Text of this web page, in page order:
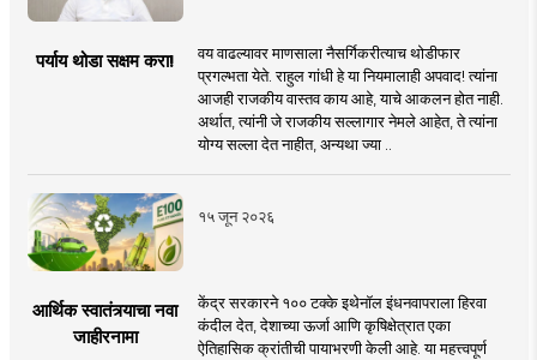
पर्याय थोडा सक्षम करा!
वय वाढल्यावर माणसाला नैसर्गिकरीत्याच थोडीफार
प्रगल्भता येते. राहुल गांधी हे या नियमालाही अपवाद! त्यांना
आजही राजकीय वास्तव काय आहे, याचे आकलन होत नाही.
अर्थात, त्यांनी जे राजकीय सल्लागार नेमले आहेत, ते त्यांना
योग्य सल्ला देत नाहीत, अन्यथा ज्या ..
१५ जून २०२६
आर्थिक स्वातंत्र्याचा नवा
जाहीरनामा
केंद्र सरकारने १०० टक्के इथेनॉल इंधनवापराला हिरवा
कंदील देत, देशाच्या ऊर्जा आणि कृषिक्षेत्रात एका
ऐतिहासिक क्रांतीची पायाभरणी केली आहे. या महत्त्वपूर्ण